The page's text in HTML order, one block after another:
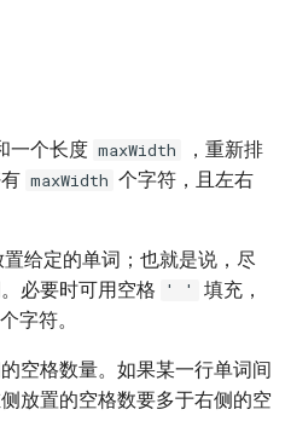
一个长度 maxWidth
，重新排
maxWidth 个字符，且左右
置给定的单词；也就是说，尽
必要时可用空格
' '
填充，
个字符。
空格数量。如果某一行单词间
放置的空格数要多于右侧的空